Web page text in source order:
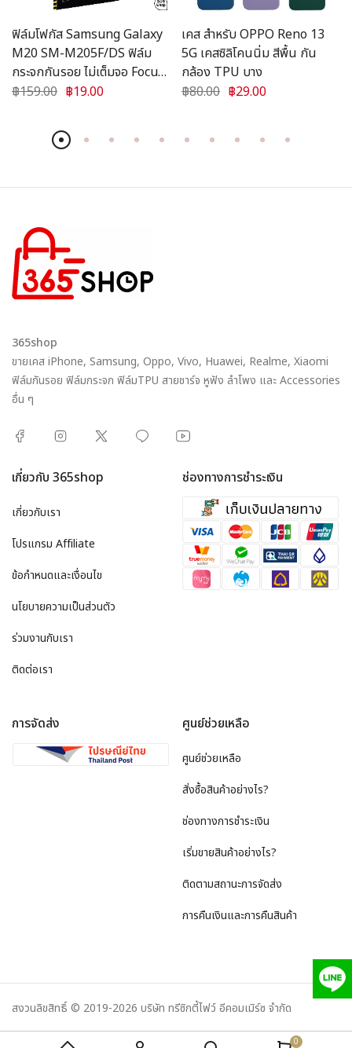
ฟิล์มโฟกัส Samsung Galaxy
M20 SM-M205F/DS ฟิล์ม
กระจกกันรอย ไม่เต็มจอ Focus
แบบใส
฿159.00 ฿19.00
เคส สำหรับ OPPO Reno 13
5G เคสซิลิโคนนิ่ม สีพื้น กัน
กล้อง TPU บาง
฿80.00 ฿29.00
365shop
ขายเคส iPhone, Samsung, Oppo, Vivo, Huawei, Realme, Xiaomi
ฟิล์มกันรอย ฟิล์มกระจก ฟิล์มTPU สายชาร์จ หูฟัง ลำโพง และ Accessories
อื่น ๆ
เกี่ยวกับ 365shop
เกี่ยวกับเรา
โปรแกรม Affiliate
ข้อกำหนดและเงื่อนไข
นโยบายความเป็นส่วนตัว
ร่วมงานกับเรา
ติดต่อเรา
ช่องทางการชำระเงิน
การจัดส่ง ศูนย์ช่วยเหลือ
ศูนย์ช่วยเหลือ
สั่งซื้อสินค้าอย่างไร?
ช่องทางการชำระเงิน
เริ่มขายสินค้าอย่างไร?
ติดตามสถานะการจัดส่ง
การคืนเงินและการคืนสินค้า
สงวนลิขสิทธิ์ © 2019-2026 บริษัท ทรีซิกตี้ไฟว์ อีคอมเมิร์ซ จำกัด
0